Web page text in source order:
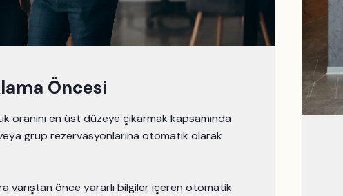
Öncesi
oranını en üst düzeye çıkarmak kapsamında
grup rezervasyonlarına otomatik olarak
varıştan önce yararlı bilgiler içeren otomatik